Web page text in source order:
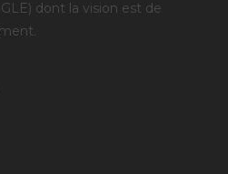
dont la vision est de